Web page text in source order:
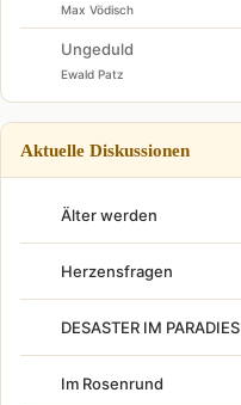
Max Vödisch
Ungeduld
Ewald Patz
Aktuelle Diskussionen
Älter werden
Herzensfragen
DESASTER IM PARADIES
Im Rosenrund